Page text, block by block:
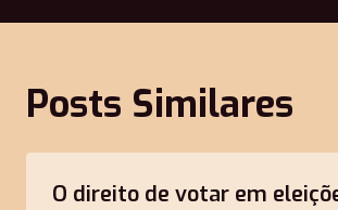
Posts Similares
O direito de votar em